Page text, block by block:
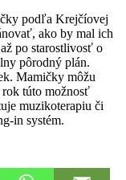
podľa Krejčíovej
ako by mal ich
po starostlivosť o
pôrodný plán.
Mamičky môžu
túto možnosť
muzikoterapiu či
in systém.